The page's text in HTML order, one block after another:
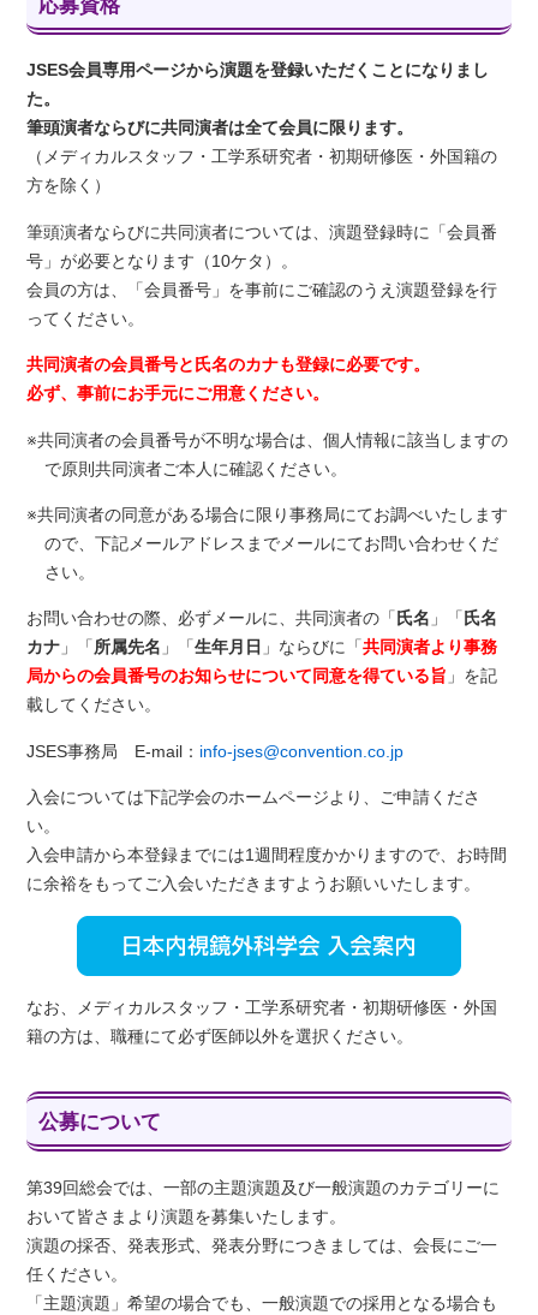
応募資格
JSES会員専用ページから演題を登録いただくことになりまし
た。
筆頭演者ならびに共同演者は全て会員に限ります。
（メディカルスタッフ・工学系研究者・初期研修医・外国籍の
方を除く）
筆頭演者ならびに共同演者については、演題登録時に「会員番
号」が必要となります（10ケタ）。
会員の方は、「会員番号」を事前にご確認のうえ演題登録を行
ってください。
共同演者の会員番号と氏名のカナも登録に必要です。
必ず、事前にお手元にご用意ください。
※共同演者の会員番号が不明な場合は、個人情報に該当しますの
で原則共同演者ご本人に確認ください。
※共同演者の同意がある場合に限り事務局にてお調べいたします
ので、下記メールアドレスまでメールにてお問い合わせくだ
さい。
お問い合わせの際、必ずメールに、共同演者の「 氏名 」「 氏名
カナ 」「所属先名 」「生年月日 」ならびに「共同演者より事務
局からの会員番号のお知らせについて同意を得ている旨 」を記
載してください。
JSES事務局 E-mail： info-jses@convention.co.jp
入会については下記学会のホームページより、ご申請くださ
い。
入会申請から本登録までには1週間程度かかりますので、お時間
に余裕をもってご入会いただきますようお願いいたします。
なお、メディカルスタッフ・工学系研究者・初期研修医・外国
籍の方は、職種にて必ず医師以外を選択ください。
公募について
第39回総会では、一部の主題演題及び一般演題のカテゴリーに
おいて皆さまより演題を募集いたします。
演題の採否、発表形式、発表分野につきましては、会長にご一
任ください。
「主題演題」希望の場合でも、一般演題での採用となる場合も